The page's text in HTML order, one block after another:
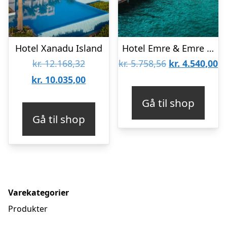
Hotel Xanadu Island
kr.12.168,32Den
oprindelige
kr. 12.168,32.
kr. 10.035,00Den
kr. 10.035,00.
Gå til shop
Hotel Emre & Emre Beach
kr.5.758,56 Den
kr. 5.758,56.
kr. 4.540,00
Gå til shop
Varekategorier
Produkter